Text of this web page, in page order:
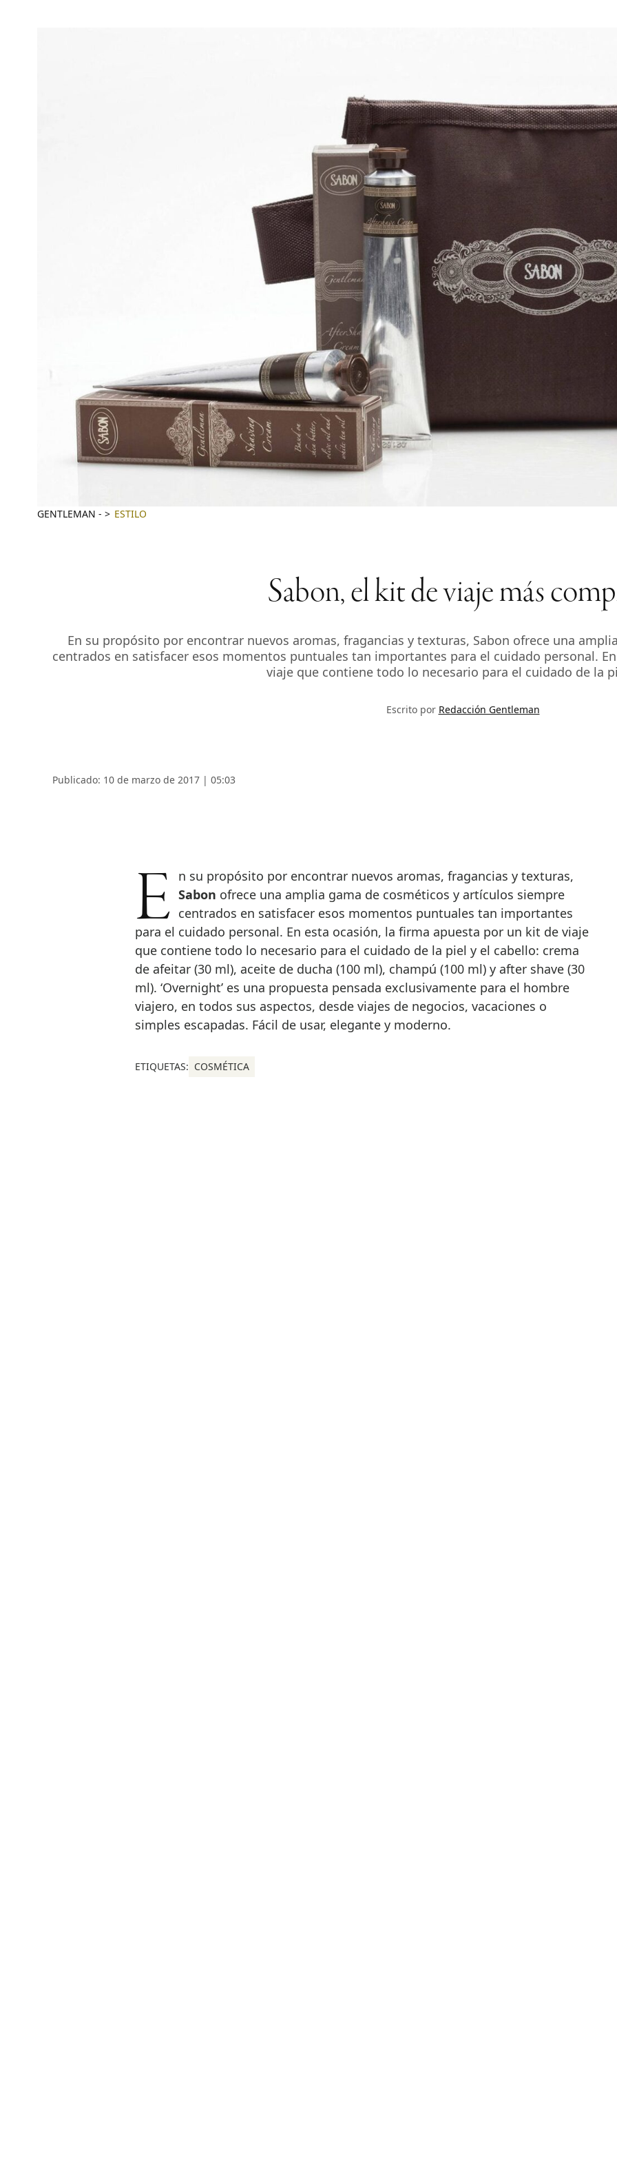
GENTLEMAN - ESTILO
Sabon, el kit de viaje más
En su propósito por encontrar nuevos aromas, fragancias y texturas, Sabon ofrece una
centrados en satisfacer esos momentos puntuales tan importantes para el cuidado personal.
viaje que contiene todo lo necesario para el cuidado de la
Escrito por Redacción Gentleman
Publicado: 10 de marzo de 2017 | 05:03
En su propósito por encontrar nuevos aromas, fragancias y texturas,
Sabon ofrece una amplia gama de cosméticos y artículos siempre
centrados en satisfacer esos momentos puntuales tan importantes
para el cuidado personal. En esta ocasión, la firma apuesta por un kit de viaje
que contiene todo lo necesario para el cuidado de la piel y el cabello: crema
de afeitar (30 ml), aceite de ducha (100 ml), champú (100 ml) y after shave (30
ml). ‘Overnight’ es una propuesta pensada exclusivamente para el hombre
viajero, en todos sus aspectos, desde viajes de negocios, vacaciones o
simples escapadas. Fácil de usar, elegante y moderno.
ETIQUETAS: COSMÉTICA